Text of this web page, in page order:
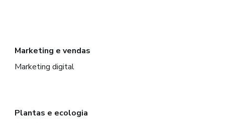
Marketing e vendas
Marketing digital
Plantas e ecologia